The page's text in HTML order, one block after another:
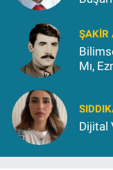
ŞAKIR
Mı,
Dijital